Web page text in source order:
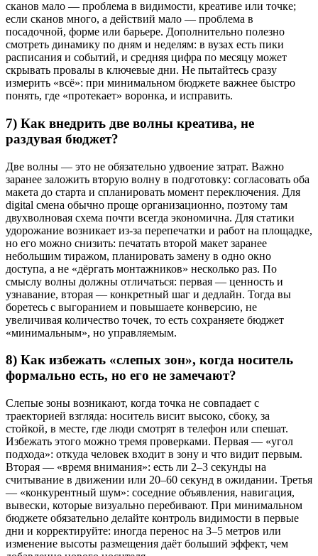
сканов мало — проблема в видимости, креативе или точке;
если сканов много, а действий мало — проблема в
посадочной, форме или барьере. Дополнительно полезно
смотреть динамику по дням и неделям: в вузах есть пики
расписания и событий, и средняя цифра по месяцу может
скрывать провалы в ключевые дни. Не пытайтесь сразу
измерить «всё»: при минимальном бюджете важнее быстро
понять, где «протекает» воронка, и исправить.
7) Как внедрить две волны креатива, не
раздувая бюджет?
Две волны — это не обязательно удвоение затрат. Важно
заранее заложить вторую волну в подготовку: согласовать оба
макета до старта и спланировать момент переключения. Для
digital смена обычно проще организационно, поэтому там
двухволновая схема почти всегда экономична. Для статики
удорожание возникает из-за перепечатки и работ на площадке,
но его можно снизить: печатать второй макет заранее
небольшим тиражом, планировать замену в одно окно
доступа, а не «дёргать монтажников» несколько раз. По
смыслу волны должны отличаться: первая — ценность и
узнавание, вторая — конкретный шаг и дедлайн. Тогда вы
боретесь с выгоранием и повышаете конверсию, не
увеличивая количество точек, то есть сохраняете бюджет
«минимальным», но управляемым.
8) Как избежать «слепых зон», когда носитель
формально есть, но его не замечают?
Слепые зоны возникают, когда точка не совпадает с
траекторией взгляда: носитель висит высоко, сбоку, за
стойкой, в месте, где люди смотрят в телефон или спешат.
Избежать этого можно тремя проверками. Первая — «угол
подхода»: откуда человек входит в зону и что видит первым.
Вторая — «время внимания»: есть ли 2–3 секунды на
считывание в движении или 20–60 секунд в ожидании. Третья
— «конкурентный шум»: соседние объявления, навигация,
вывески, которые визуально перебивают. При минимальном
бюджете обязательно делайте контроль видимости в первые
дни и корректируйте: иногда перенос на 3–5 метров или
изменение высоты размещения даёт больший эффект, чем